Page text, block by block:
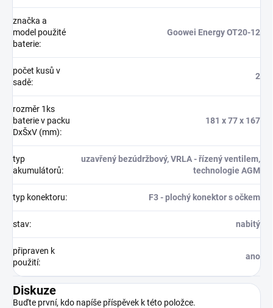
značka a
model použité
baterie:
Goowei Energy OT20-12
počet kusů v
sadě:
2
rozměr 1ks
baterie v packu
DxŠxV (mm):
181 x 77 x 167
typ
akumulátorů:
uzavřený bezúdržbový, VRLA - řízený ventilem,
technologie AGM
typ konektoru: F3 - plochý konektor s očkem
stav: nabitý
připraven k
použití:
ano
Diskuze
Buďte první, kdo napíše příspěvek k této položce.